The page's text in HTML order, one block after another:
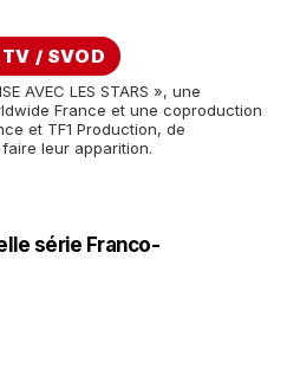
TV / SVOD
AVEC LES STARS », une
France et une coproduction
et TF1 Production, de
leur apparition.
série Franco-